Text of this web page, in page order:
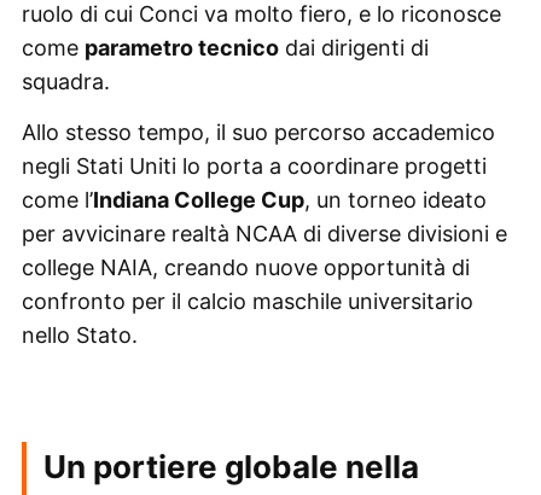
ruolo di cui Conci va molto fiero, e lo riconosce
come parametro tecnicodai dirigenti di
squadra.
Allo stesso tempo, il suo percorso accademico
negli Stati Uniti lo porta a coordinare progetti
come l’Indiana College Cup, un torneo ideato
per avvicinare realtà NCAA di diverse divisioni e
college NAIA, creando nuove opportunità di
confronto per il calcio maschile universitario
nello Stato.
Un portiere globale nella